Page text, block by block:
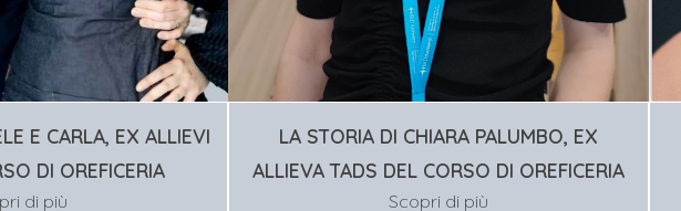
E CARLA, EX ALLIEVI
DI OREFICERIA
di più
LA STORIA DI CHIARA PALUMBO, EX
ALLIEVA TADS DEL CORSO DI OREFICERIA
Scopri di più